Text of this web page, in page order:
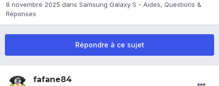
8 novembre 2025 dans Samsung Galaxy S - Aides, Questions &
Réponses
Répondre à ce sujet
fafane84